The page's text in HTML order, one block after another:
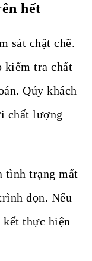
hết
sát chặt chẽ.
kiểm tra chất
Qúy khách
chất lượng
tình trạng mất
dọn. Nếu
thực hiện